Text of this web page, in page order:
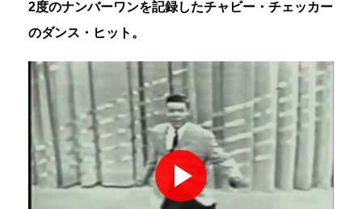
2度のナンバーワンを記録したチャビー・チェッカー
のダンス・ヒット。